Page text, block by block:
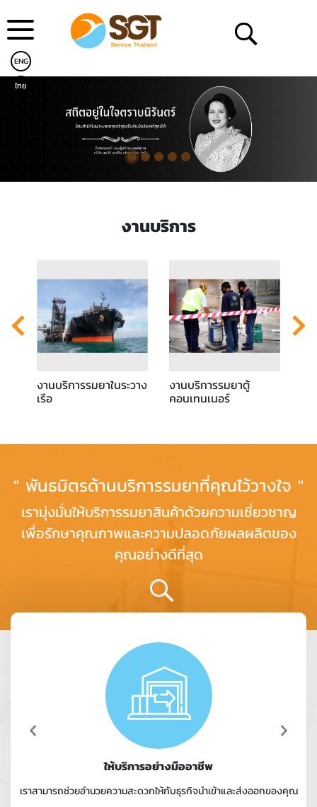
ENG
ไทย
งานบริการ
งานบริการรมยาในระวาง
เรือ
งานบริการรมยาตู้
คอนเทนเนอร์
" พันธมิตรด้านบริการรมยาที่คุณไว้วางใจ "
เรามุ่งมั่นให้บริการรมยาสินค้าด้วยความเชี่ยวชาญ
เพื่อรักษาคุณภาพและความปลอดภัยผลผลิตของ
คุณอย่างดีที่สุด
ให้บริการอย่างมืออาชีพ
เราสามารถช่วยอำนวยความสะดวกให้กับธุรกิจนำเข้าและส่งออกของคุณ